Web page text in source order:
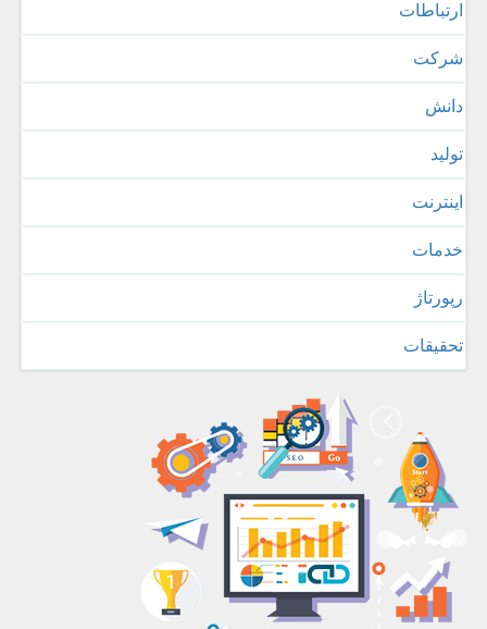
ارتباطات
شركت
دانش
تولید
اینترنت
خدمات
رپورتاژ
تحقیقات